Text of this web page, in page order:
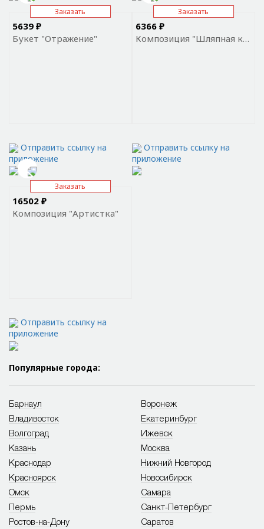
Заказать
5639 ₽
Букет "Отражение"
Отправить ссылку на
приложение
Заказать
6366 ₽
Композиция "Шляпная коробка с мимозой"
Отправить ссылку на
приложение
Заказать
16502 ₽
Композиция "Артистка"
Отправить ссылку на
приложение
Популярные города:
Барнаул
Владивосток
Волгоград
Воронеж
Екатеринбург
Ижевск
Казань
Краснодар
Красноярск
Москва
Нижний Новгород
Новосибирск
Омск
Пермь
Ростов-на-Дону
Самара
Санкт-Петербург
Саратов